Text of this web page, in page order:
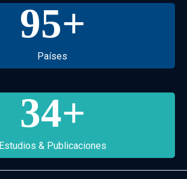
95+
Países
34+
Estudios & Publicaciones